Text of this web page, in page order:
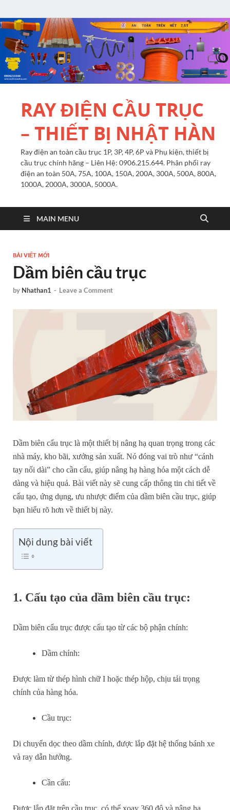
RAY ĐIỆN CẦU TRỤC
– THIẾT BỊ NHẬT HÀN
Ray điện an toàn cầu trục 1P, 3P, 4P, 6P và Phụ kiện, thiết bị
cầu trục chính hãng – Liên Hệ: 0906.215.644. Phân phối ray
điện an toàn 50A, 75A, 100A, 150A, 200A, 300A, 500A, 800A,
1000A, 2000A, 3000A, 5000A.
MAIN MENU
BÀI VIẾT MỚI
Dầm biên cầu trục
by Nhathan1 - Leave a Comment
Dầm biên cẩu trục là một thiết bị nâng hạ quan trọng trong các
nhà máy, kho bãi, xưởng sản xuất. Nó đóng vai trò như “cánh
tay nối dài” cho cần cẩu, giúp nâng hạ hàng hóa một cách dễ
dàng và hiệu quả. Bài viết này sẽ cung cấp thông tin chi tiết về
cấu tạo, ứng dụng, ưu nhược điểm của dầm biên cầu trục, giúp
bạn hiểu rõ hơn về thiết bị này.
Nội dung bài viết
1. Cấu tạo của dầm biên cầu trục:
Dầm biên cẩu trục được cấu tạo từ các bộ phận chính:
Dầm chính:
Được làm từ thép hình chữ I hoặc thép hộp, chịu tải trọng
chính của hàng hóa.
Cầu trục:
Di chuyển dọc theo dầm chính, được lắp đặt hệ thống bánh xe
và ray dẫn hướng.
Cần cẩu:
Được lắp đặt trên cầu trục, có thể xoay 360 độ và nâng hạ